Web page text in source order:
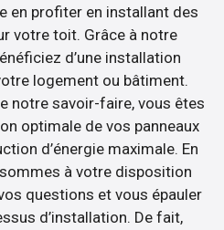
en profiter en installant des
votre toit. Grâce à notre
d’une installation
logement ou bâtiment.
notre savoir-faire, vous êtes
optimale de vos panneaux
d’énergie maximale. En
à votre disposition
questions et vous épauler
d’installation. De fait,